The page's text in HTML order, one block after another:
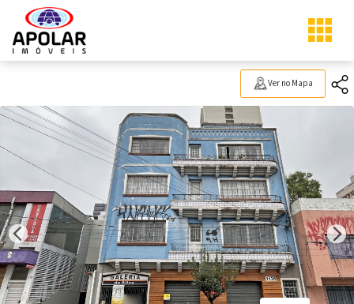
Ver no Mapa